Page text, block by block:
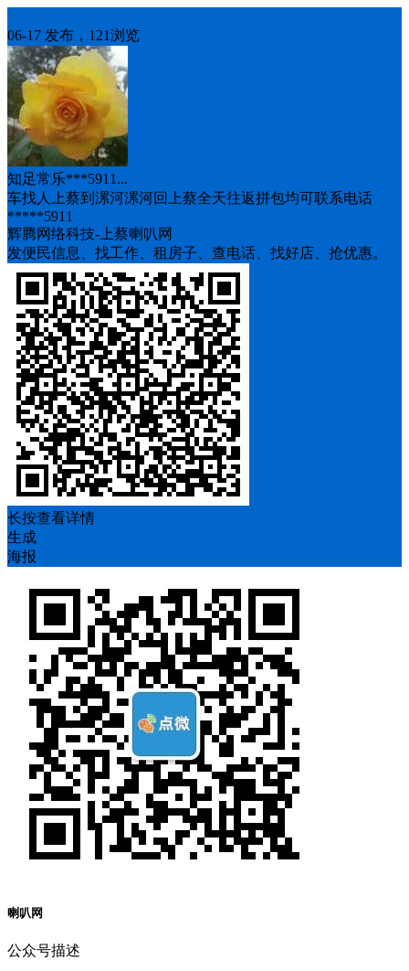
06-17 发布，121浏览
知足常乐***5911...
车找人上蔡到漯河漯河回上蔡全天往返拼包均可联系电话
*****5911
辉腾网络科技-上蔡喇叭网
发便民信息、找工作、租房子、查电话、找好店、抢优惠。
长按查看详情
生成
海报
喇叭网
公众号描述